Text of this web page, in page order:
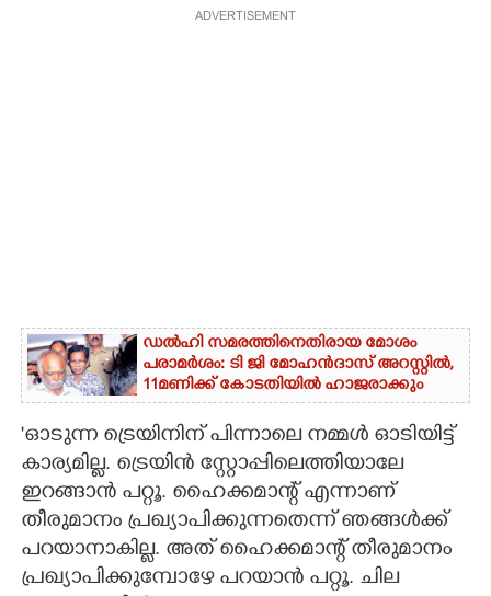
ADVERTISEMENT
ഡൽഹി സമരത്തിനെതിരായ മോശം
പരാമർശം: ടി ജി മോഹൻദാസ് അറസ്റ്റിൽ,
11മണിക്ക് കോടതിയിൽ ഹാജരാക്കും
'ഓടുന്ന ട്രെയിനിന് പിന്നാലെ നമ്മൾ ഓടിയിട്ട്
കാര്യമില്ല. ട്രെയിൻ സ്റ്റോപ്പിലെത്തിയാലേ
ഇറങ്ങാൻ പറ്റൂ. ഹൈക്കമാന്റ് എന്നാണ്
തീരുമാനം പ്രഖ്യാപിക്കുന്നതെന്ന് ഞങ്ങൾക്ക്
പറയാനാകില്ല. അത് ഹൈക്കമാന്റ് തീരുമാനം
പ്രഖ്യാപിക്കുമ്പോഴേ പറയാൻ പറ്റൂ. ചില